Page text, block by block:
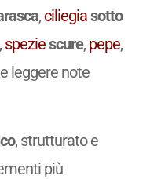
, ciliegiasotto
speziescure, pepe,
leggere note
, strutturato e
più